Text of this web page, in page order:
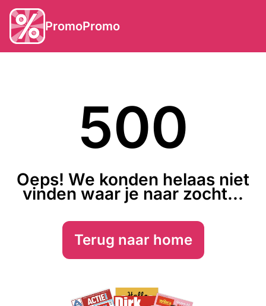
PromoPromo
500
Oeps! We konden helaas niet
vinden waar je naar zocht...
Terug naar home